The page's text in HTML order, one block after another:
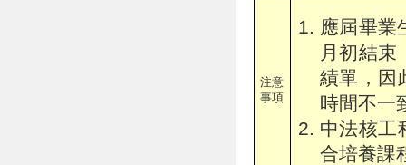
注意
事項
應屆畢業
月初結束
績單，因
時間不一
中法核工
合培養課